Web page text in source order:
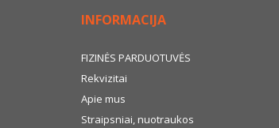
INFORMACIJA
FIZINĖS PARDUOTUVĖS
Rekvizitai
Apie mus
Straipsniai, nuotraukos